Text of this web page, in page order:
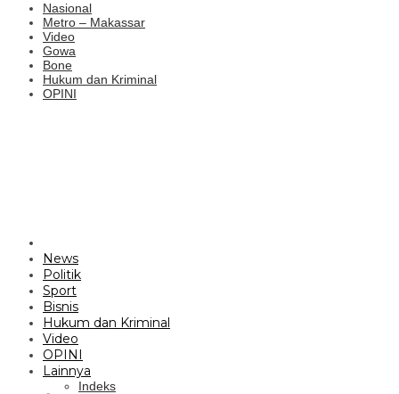
Nasional
Metro – Makassar
Video
Gowa
Bone
Hukum dan Kriminal
OPINI
News
Politik
Sport
Bisnis
Hukum dan Kriminal
Video
OPINI
Lainnya
Indeks